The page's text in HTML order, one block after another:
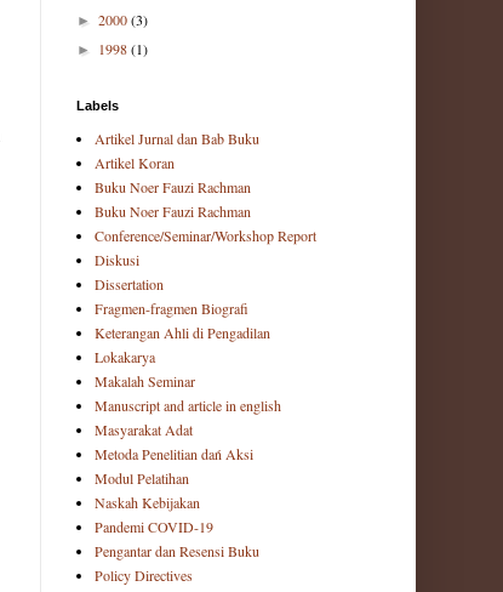
► 2000(3)
► 1998(1)
Labels
Artikel Jurnal dan Bab Buku
Artikel Koran
Buku Noer Fauzi Rachman
Buku Noer Fauzi Rachman
Conference/Seminar/Workshop Report
Diskusi
Dissertation
Fragmen-fragmen Biografi
Keterangan Ahli di Pengadilan
Lokakarya
Makalah Seminar
Manuscript and article in english
Masyarakat Adat
Metoda Penelitian dań Aksi
Modul Pelatihan
Naskah Kebijakan
Pandemi COVID-19
Pengantar dan Resensi Buku
Policy Directives